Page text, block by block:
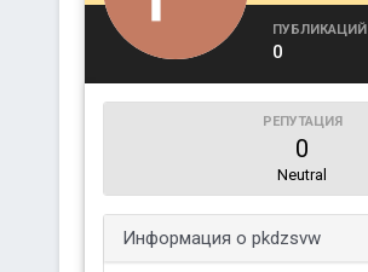
ПУБЛИКАЦИЙ
0
РЕПУТАЦИЯ
0
Neutral
Информация о pkdzsvw